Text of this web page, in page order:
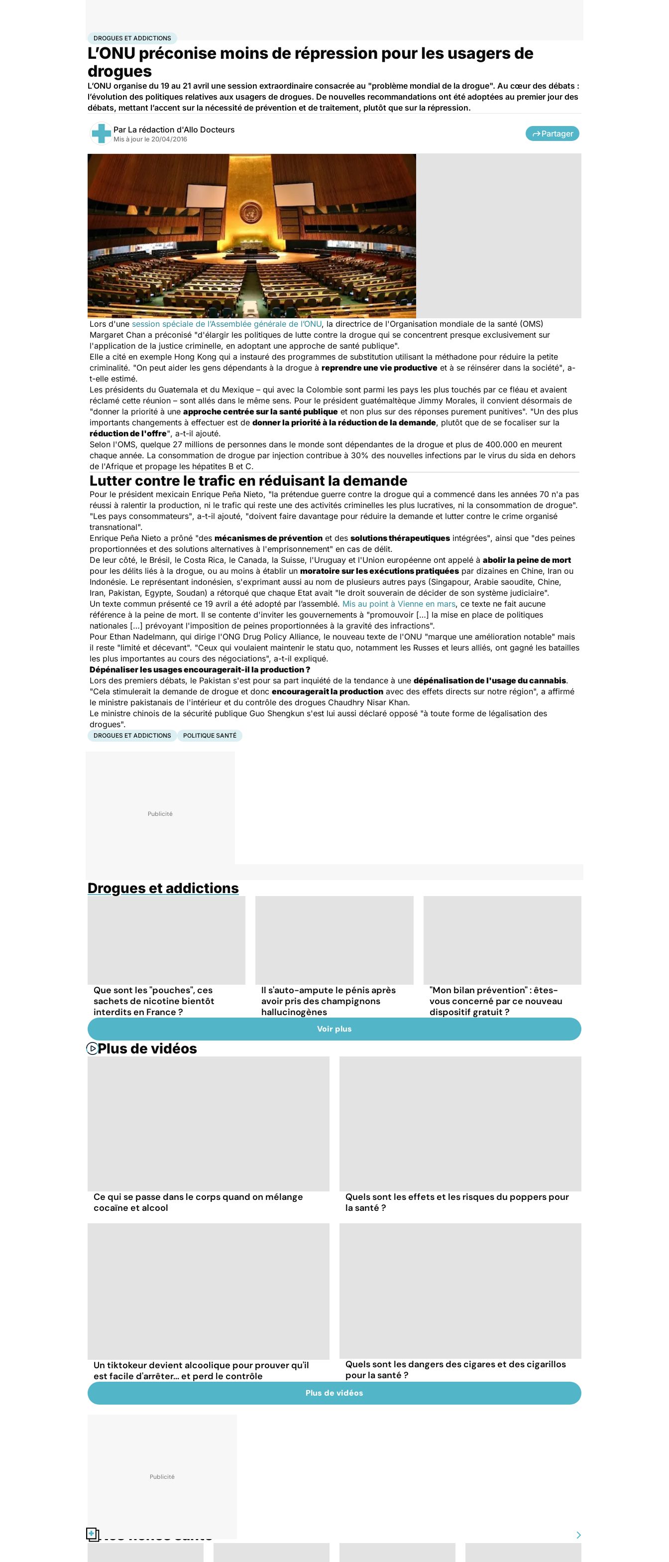
AccueilSanté MaladiesDrogues et addictions
DROGUES ET ADDICTIONS
L’ONU préconise moins de répression pour les usagers de
drogues
L’ONU organise du 19 au 21 avril une session extraordinaire consacrée au "problème mondial de la drogue". Au cœur des débats :
l’évolution des politiques relatives aux usagers de drogues. De nouvelles recommandations ont été adoptées au premier jour des
débats, mettant l’accent sur la nécessité de prévention et de traitement, plutôt que sur la répression.
Par La rédaction d'Allo Docteurs
Mis à jour le 20/04/2016
Partager
Lors d'une session spéciale de l’Assemblée générale de l’ONU, la directrice de l'Organisation mondiale de la santé (OMS)
Margaret Chan a préconisé "d'élargir les politiques de lutte contre la drogue qui se concentrent presque exclusivement sur
l'application de la justice criminelle, en adoptant une approche de santé publique".
Elle a cité en exemple Hong Kong qui a instauré des programmes de substitution utilisant la méthadone pour réduire la petite
criminalité. "On peut aider les gens dépendants à la drogue à reprendre une vie productive et à se réinsérer dans la société", a-
t-elle estimé.
Les présidents du Guatemala et du Mexique – qui avec la Colombie sont parmi les pays les plus touchés par ce fléau et avaient
réclamé cette réunion – sont allés dans le même sens. Pour le président guatémaltèque Jimmy Morales, il convient désormais de
"donner la priorité à une approche centrée sur la santé publique et non plus sur des réponses purement punitives". "Un des plus
importants changements à effectuer est de donner la priorité à la réduction de la demande, plutôt que de se focaliser sur la
réduction de l'offre", a-t-il ajouté.
Selon l'OMS, quelque 27 millions de personnes dans le monde sont dépendantes de la drogue et plus de 400.000 en meurent
chaque année. La consommation de drogue par injection contribue à 30% des nouvelles infections par le virus du sida en dehors
de l'Afrique et propage les hépatites B et C.
Lutter contre le trafic en réduisant la demande
Pour le président mexicain Enrique Peña Nieto, "la prétendue guerre contre la drogue qui a commencé dans les années 70 n'a pas
réussi à ralentir la production, ni le trafic qui reste une des activités criminelles les plus lucratives, ni la consommation de drogue".
"Les pays consommateurs", a-t-il ajouté, "doivent faire davantage pour réduire la demande et lutter contre le crime organisé
transnational".
Enrique Peña Nieto a prôné "des mécanismes de prévention et des solutions thérapeutiques intégrées", ainsi que "des peines
proportionnées et des solutions alternatives à l'emprisonnement" en cas de délit.
De leur côté, le Brésil, le Costa Rica, le Canada, la Suisse, l'Uruguay et l'Union européenne ont appelé à abolir la peine de mort
pour les délits liés à la drogue, ou au moins à établir un moratoire sur les exécutions pratiquées par dizaines en Chine, Iran ou
Indonésie. Le représentant indonésien, s'exprimant aussi au nom de plusieurs autres pays (Singapour, Arabie saoudite, Chine,
Iran, Pakistan, Egypte, Soudan) a rétorqué que chaque Etat avait "le droit souverain de décider de son système judiciaire".
Un texte commun présenté ce 19 avril a été adopté par l’assemblé. Mis au point à Vienne en mars, ce texte ne fait aucune
référence à la peine de mort. Il se contente d'inviter les gouvernements à "promouvoir […] la mise en place de politiques
nationales […] prévoyant l'imposition de peines proportionnées à la gravité des infractions".
Pour Ethan Nadelmann, qui dirige l'ONG Drug Policy Alliance, le nouveau texte de l'ONU "marque une amélioration notable" mais
il reste "limité et décevant". "Ceux qui voulaient maintenir le statu quo, notamment les Russes et leurs alliés, ont gagné les batailles
les plus importantes au cours des négociations", a-t-il expliqué.
Dépénaliser les usages encouragerait-il la production ?
Lors des premiers débats, le Pakistan s'est pour sa part inquiété de la tendance à une dépénalisation de l'usage du cannabis.
"Cela stimulerait la demande de drogue et donc encouragerait la production avec des effets directs sur notre région", a affirmé
le ministre pakistanais de l'intérieur et du contrôle des drogues Chaudhry Nisar Khan.
Le ministre chinois de la sécurité publique Guo Shengkun s'est lui aussi déclaré opposé "à toute forme de légalisation des
drogues".
DROGUES ET ADDICTIONS POLITIQUE SANTÉ
Drogues et addictions
Que sont les "pouches", ces
sachets de nicotine bientôt
interdits en France ?
Il s'auto-ampute le pénis après
avoir pris des champignons
hallucinogènes
"Mon bilan prévention" : êtes-
vous concerné par ce nouveau
dispositif gratuit ?
Voir plus
Plus de vidéos
Ce qui se passe dans le corps quand on mélange
cocaïne et alcool
Quels sont les effets et les risques du poppers pour
la santé ?
Un tiktokeur devient alcoolique pour prouver qu'il
est facile d'arrêter... et perd le contrôle
Quels sont les dangers des cigares et des cigarillos
pour la santé ?
Plus de vidéos
Nos fiches santé